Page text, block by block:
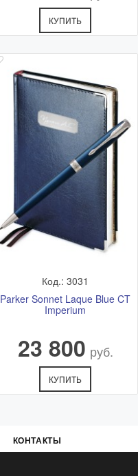
КУПИТЬ
Код.: 3031
Parker Sonnet Laque Blue CT
Imperium
23 800 руб.
КУПИТЬ
КОНТАКТЫ